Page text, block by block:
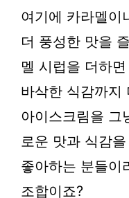
여기에 카라멜이
더 풍성한 맛을
멜 시럽을 더하
바삭한 식감까지
아이스크림을 그
로운 맛과 식감
좋아하는 분들이
조합이죠?